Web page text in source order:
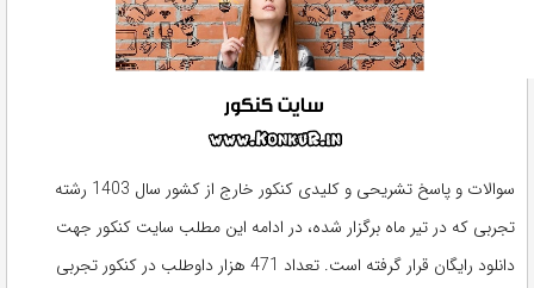
سوالات و پاسخ تشریحی و کلیدی کنکور خارج از کشور سال 1403 رشته
تجربی که در تیر ماه برگزار شده، در ادامه این مطلب سایت کنکور جهت
دانلود رایگان قرار گرفته است. تعداد 471 هزار داوطلب در کنکور تجربی